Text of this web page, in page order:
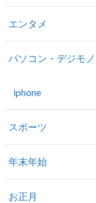
エンタメ
パソコン・デジモノ
iphone
スポーツ
年末年始
お正月